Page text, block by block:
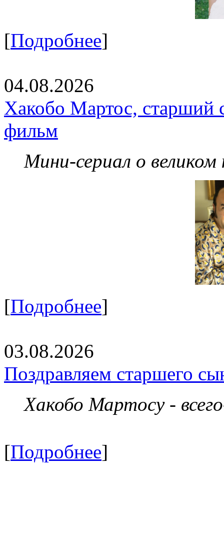
[Подробнее]
04.08.2026
Хакобо Мартос, старший
фильм
Мини-сериал о великом
[Подробнее]
03.08.2026
Поздравляем старшего
Хакобо Мартосу -
[Подробнее]